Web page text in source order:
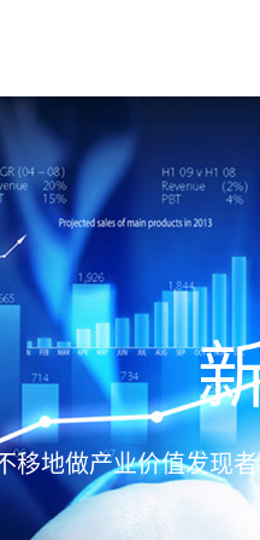
移地做产业价值发现